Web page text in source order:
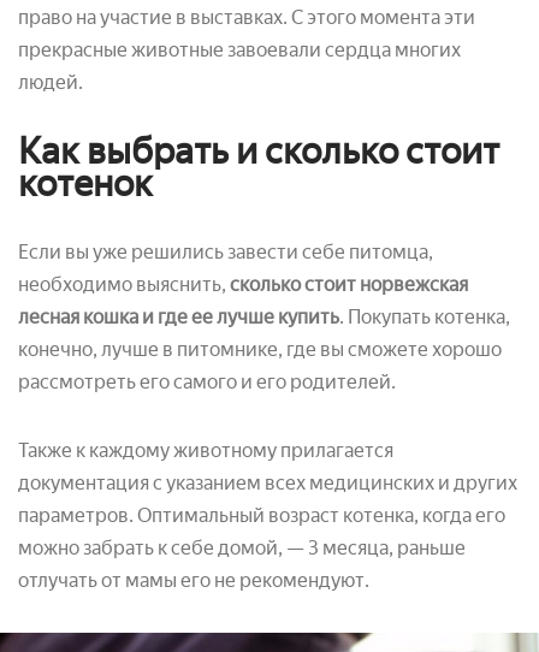
право на участие в выставках. С этого момента эти
прекрасные животные завоевали сердца многих
людей.
Как выбрать и сколько стоит
котенок
Если вы уже решились завести себе питомца,
необходимо выяснить, сколько стоит норвежская
лесная кошка и где ее лучше купить. Покупать котенка,
конечно, лучше в питомнике, где вы сможете хорошо
рассмотреть его самого и его родителей.
Также к каждому животному прилагается
документация с указанием всех медицинских и других
параметров. Оптимальный возраст котенка, когда его
можно забрать к себе домой, — 3 месяца, раньше
отлучать от мамы его не рекомендуют.